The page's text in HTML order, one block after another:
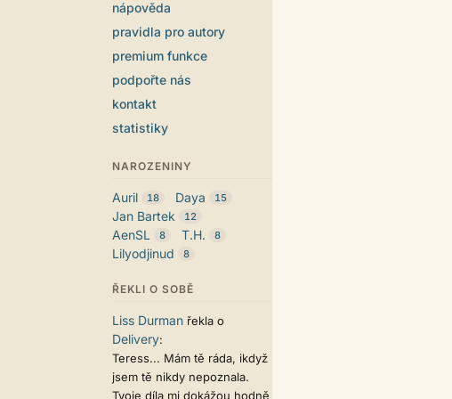
nápověda
pravidla pro autory
premium funkce
podpořte nás
kontakt
statistiky
NAROZENINY
Auril 18 Daya 15
Jan Bartek 12
AenSL 8 T.H. 8
Lilyodjinud 8
ŘEKLI O SOBĚ
Liss Durman řekla o
Delivery:
Teress... Mám tě ráda, ikdyž
jsem tě nikdy nepoznala.
Tvoje díla mi dokážou hodně